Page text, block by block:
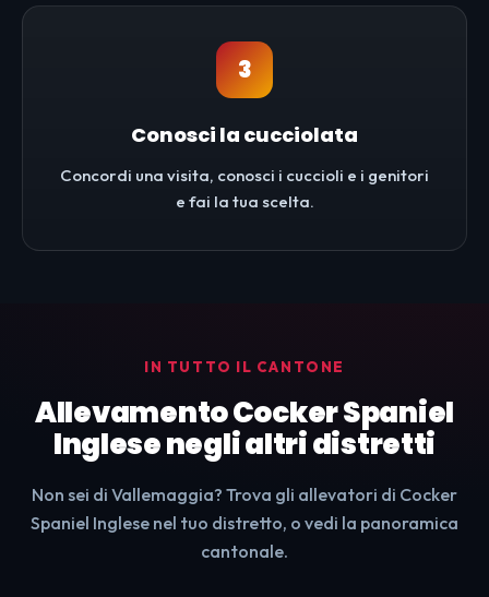
3
Conosci la cucciolata
Concordi una visita, conosci i cuccioli e i genitori
e fai la tua scelta.
IN TUTTO IL CANTONE
Allevamento Cocker Spaniel
Inglese negli altri distretti
Non sei di Vallemaggia? Trova gli allevatori di Cocker
Spaniel Inglese nel tuo distretto, o vedi la panoramica
cantonale.